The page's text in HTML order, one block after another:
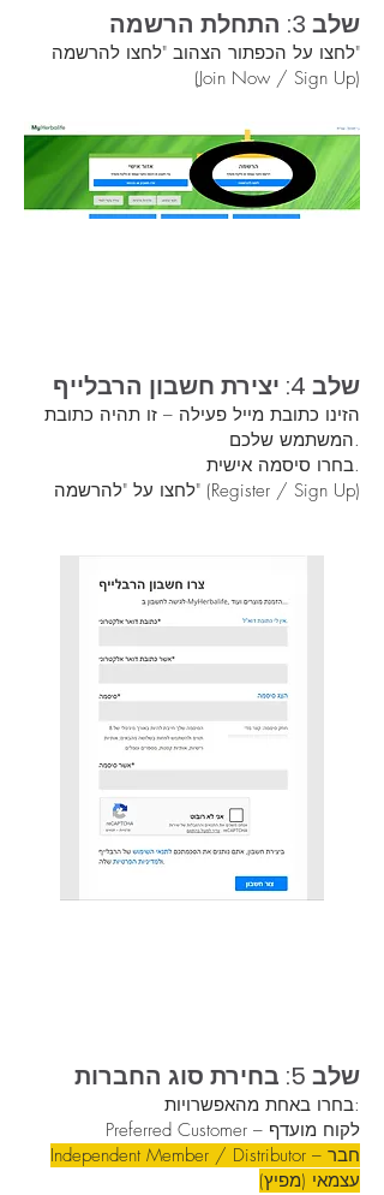
שלב 3: התחלת הרשמה
לחצו על הכפתור הצהוב "לחצו להרשמה"
(Join Now / Sign Up)
שלב 4: יצירת חשבון הרבלייף
הזינו כתובת מייל פעילה – זו תהיה כתובת
המשתמש שלכם.
בחרו סיסמה אישית.
לחצו על "להרשמה" (Register / Sign Up)
שלב 5: בחירת סוג החברות
בחרו באחת מהאפשרויות:
Preferred Customer – לקוח מועדף
Independent Member / Distributor – חבר
עצמאי (מפיץ)